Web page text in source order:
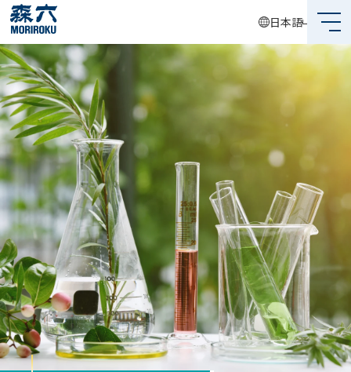
日本語
森六って何？
企業情報
事業内容
サステナビリティ
投資家情報
採用情報
グローバルネットワーク